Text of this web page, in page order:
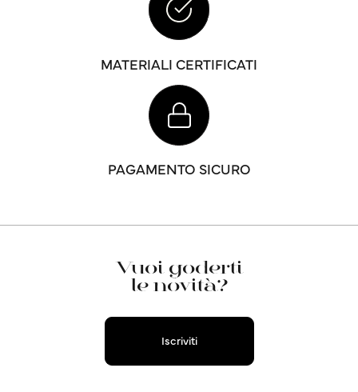
MATERIALI CERTIFICATI
PAGAMENTO SICURO
Vuoi goderti
le novità?
Iscriviti